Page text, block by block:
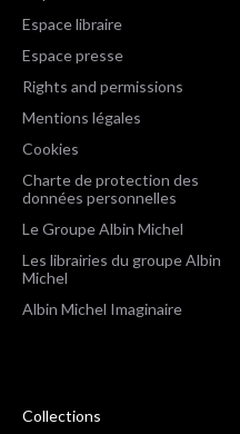
Espace libraire
Espace presse
Rights and permissions
Mentions légales
Cookies
Charte de protection des
données personnelles
Le Groupe Albin Michel
Les librairies du groupe Albin
Michel
Albin Michel Imaginaire
Collections